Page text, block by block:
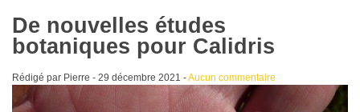
De nouvelles études
botaniques pour Calidris
Rédigé par Pierre - 29 décembre 2021 -Aucun commentaire